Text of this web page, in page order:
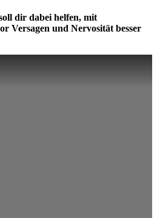
umgehen
dir dabei helfen, mit
Versagen und Nervosität besser